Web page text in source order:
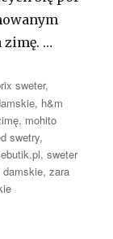
zimę. …
sweter,
, h&m
, mohito
swetry,
,sweter
damskie,zara